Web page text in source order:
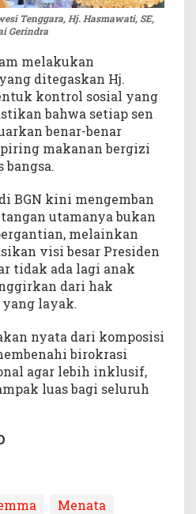
Tenggara, Hj. Hasmawati, SE,
Gerindra
melakukan
ditegaskan Hj.
kontrol sosial yang
bahwa setiap sen
benar-benar
makanan bergizi
bangsa.
BGN kini mengemban
utamanya bukan
melainkan
visi besar Presiden
tidak ada lagi anak
dari hak
layak.
nyata dari komposisi
birokrasi
agar lebih inklusif,
luas bagi seluruh
Menata